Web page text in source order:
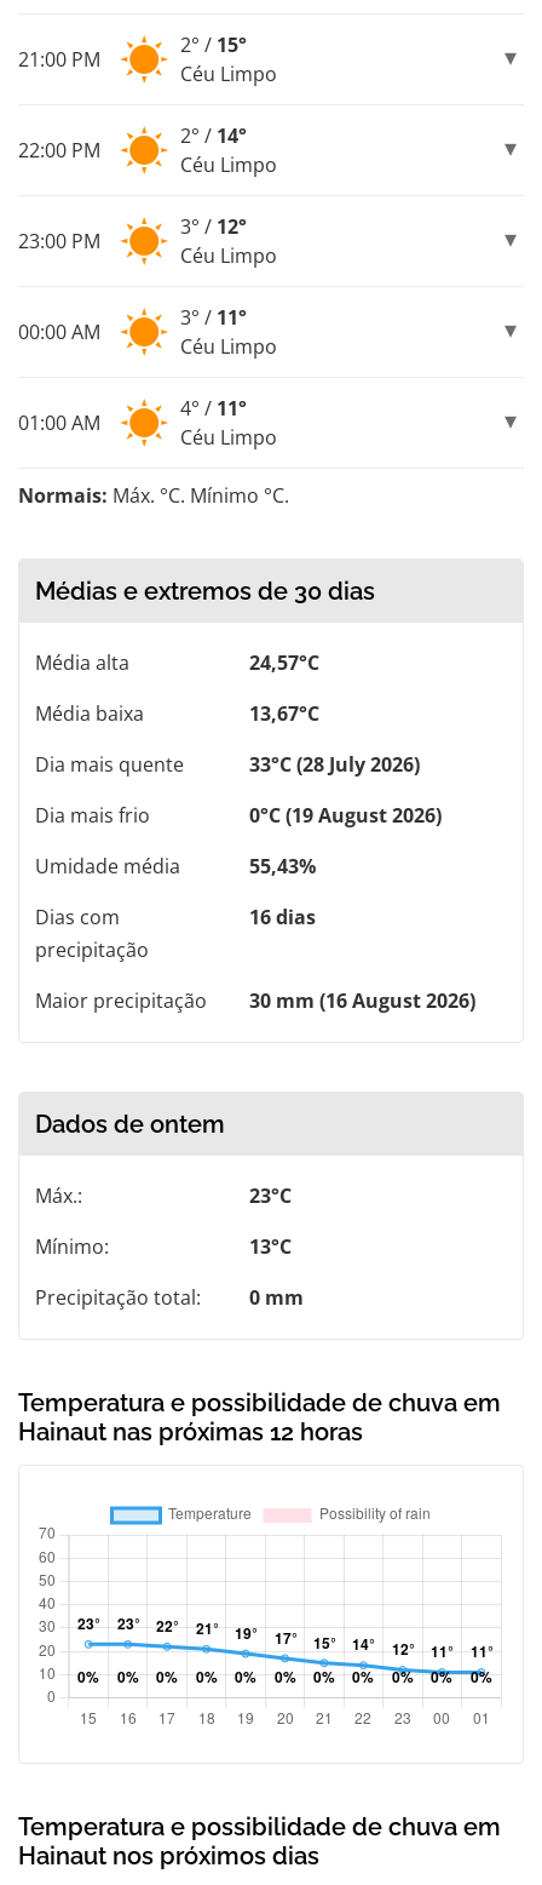
21:00 PM
2° / 15°
Céu Limpo
22:00 PM
2° / 14°
Céu Limpo
23:00 PM
3° / 12°
Céu Limpo
00:00 AM
3° / 11°
Céu Limpo
01:00 AM
4° / 11°
Céu Limpo
Normais: Máx. °C. Mínimo °C.
Médias e extremos de 30 dias
Média alta
24,57°C
Média baixa
13,67°C
Dia mais quente
33°C (28 July 2026)
Dia mais frio
0°C (19 August 2026)
Umidade média
55,43%
Dias com
precipitação
16 dias
Maior precipitação 30 mm (16 August 2026)
Dados de ontem
Máx.:
23°C
Mínimo:
13°C
Precipitação total:
0 mm
Temperatura e possibilidade de chuva em
Hainaut nas próximas 12 horas
Temperatura e possibilidade de chuva em
Hainaut nos próximos dias